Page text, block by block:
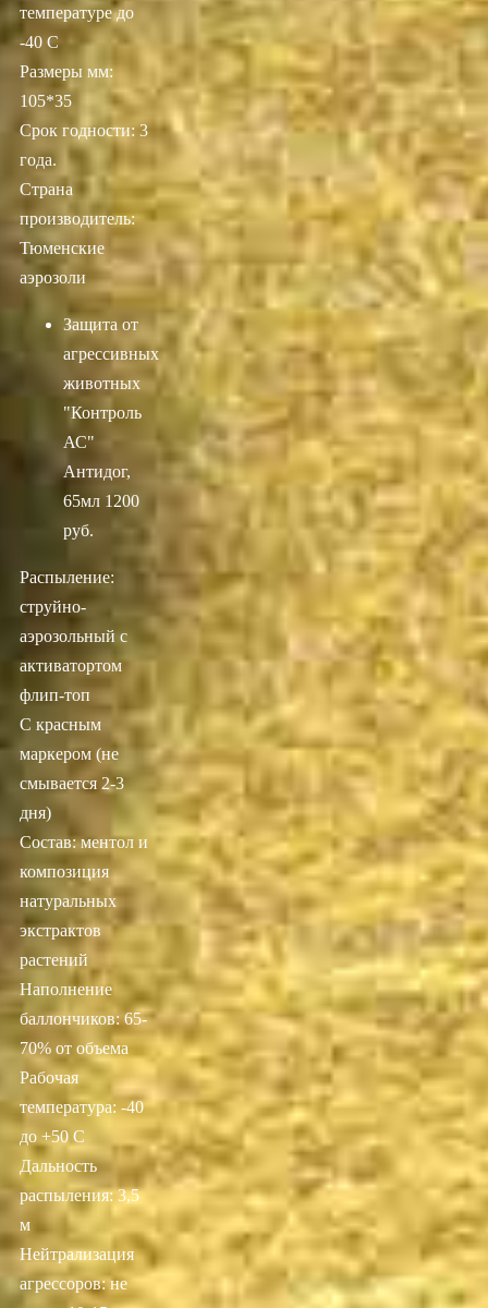
температуре до
-40 С
Размеры мм:
105*35
Срок годности: 3
года.
Страна
производитель:
Тюменские
аэрозоли
Защита от
агрессивных
животных
"Контроль
АС"
Антидог,
65мл 1200
руб.
Распыление:
струйно-
аэрозольный с
активатортом
флип-топ
С красным
маркером (не
смывается 2-3
дня)
Состав: ментол и
композиция
натуральных
экстрактов
растений
Наполнение
баллончиков: 65-
70% от объема
Рабочая
температура: -40
до +50 С
Дальность
распыления: 3,5
м
Нейтрализация
агрессоров: не